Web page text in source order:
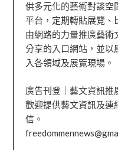
供多元化的藝術對談空
平台，定期轉貼展覽、
由網路的力量推廣藝術
分享的入口網站，並以
入各領域及展覽現場。
廣告刊登｜藝文資訊推
歡迎提供藝文資訊及連
信。